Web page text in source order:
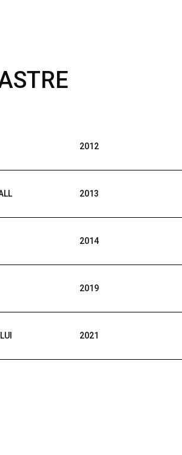
2012
2013
2014
2019
2021